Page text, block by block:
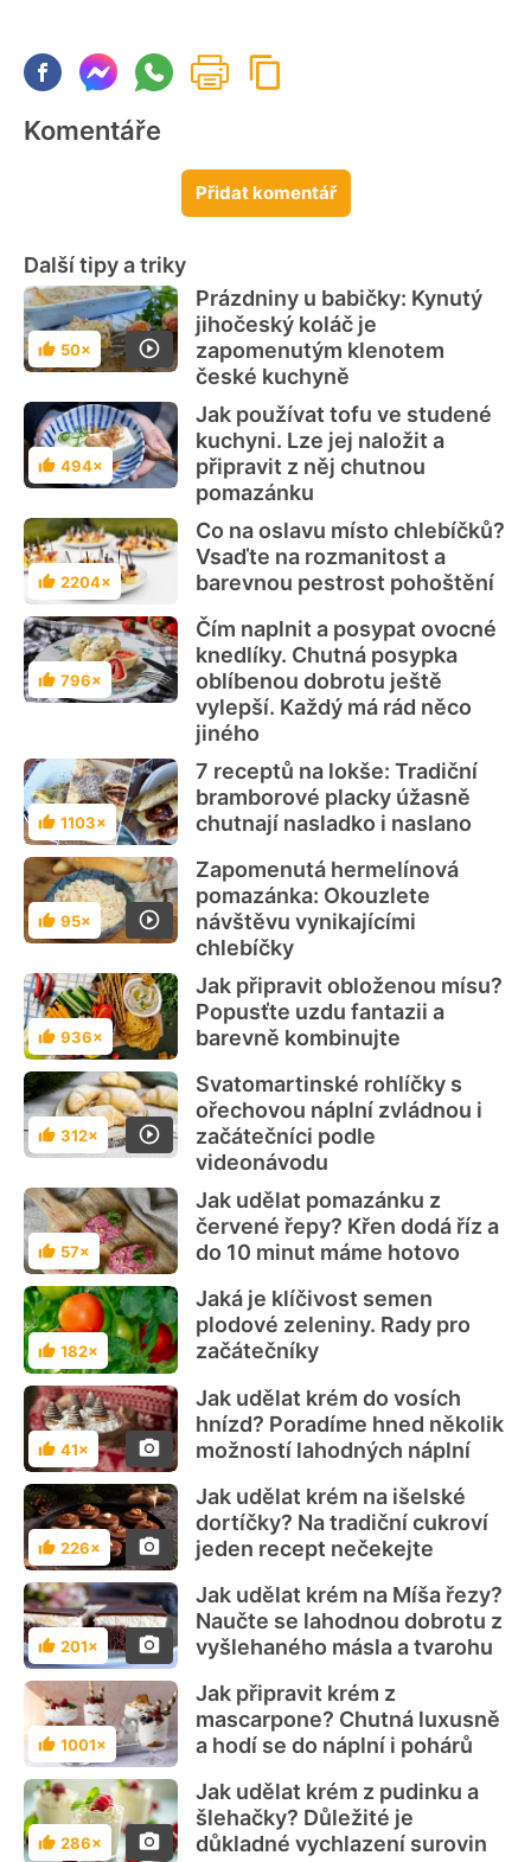
Komentáře
Přidat komentář
Další tipy a triky
Hodnocení
50×
Prázdniny u babičky: Kynutý
jihočeský koláč je
zapomenutým klenotem
české kuchyně
Hodnocení
494×
Jak používat tofu ve studené
kuchyni. Lze jej naložit a
připravit z něj chutnou
pomazánku
Hodnocení
2204×
Co na oslavu místo chlebíčků?
Vsaďte na rozmanitost a
barevnou pestrost pohoštění
Hodnocení
796×
Čím naplnit a posypat ovocné
knedlíky. Chutná posypka
oblíbenou dobrotu ještě
vylepší. Každý má rád něco
jiného
Hodnocení
1103×
7 receptů na lokše: Tradiční
bramborové placky úžasně
chutnají nasladko i naslano
Hodnocení
95×
Zapomenutá hermelínová
pomazánka: Okouzlete
návštěvu vynikajícími
chlebíčky
Hodnocení
936×
Jak připravit obloženou mísu?
Popusťte uzdu fantazii a
barevně kombinujte
Hodnocení
312×
Svatomartinské rohlíčky s
ořechovou náplní zvládnou i
začátečníci podle
videonávodu
Hodnocení
57×
Jak udělat pomazánku z
červené řepy? Křen dodá říz a
do 10 minut máme hotovo
Hodnocení
182×
Jaká je klíčivost semen
plodové zeleniny. Rady pro
začátečníky
Hodnocení
41×
Jak udělat krém do vosích
hnízd? Poradíme hned několik
možností lahodných náplní
Hodnocení
226×
Jak udělat krém na išelské
dortíčky? Na tradiční cukroví
jeden recept nečekejte
Hodnocení
201×
Jak udělat krém na Míša řezy?
Naučte se lahodnou dobrotu z
vyšlehaného másla a tvarohu
Hodnocení
1001×
Jak připravit krém z
mascarpone? Chutná luxusně
a hodí se do náplní i pohárů
Hodnocení
286×
Jak udělat krém z pudinku a
šlehačky? Důležité je
důkladné vychlazení surovin